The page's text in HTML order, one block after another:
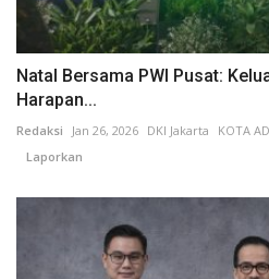
Natal Bersama PWI Pusat:
Harapan...
Redaksi Jan 26, 2026 DKI Jakarta KOTA
Laporkan